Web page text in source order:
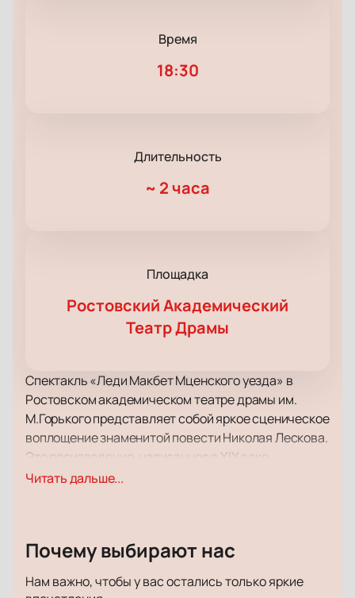
Время
18:30
Длительность
~ 2 часа
Площадка
Ростовский Академический
Театр Драмы
Спектакль «Леди Макбет Мценского уезда» в
Ростовском академическом театре драмы им.
М.Горького представляет собой яркое сценическое
воплощение знаменитой повести Николая Лескова.
Это произведение, написанное в XIX веке,
привлекает внимание своей глубокой
современного зрителя благодаря мастерству
В спектакле задействованы талантливые актёры
Читать дальше...
Почему выбирают нас
Нам важно, чтобы у вас остались только яркие